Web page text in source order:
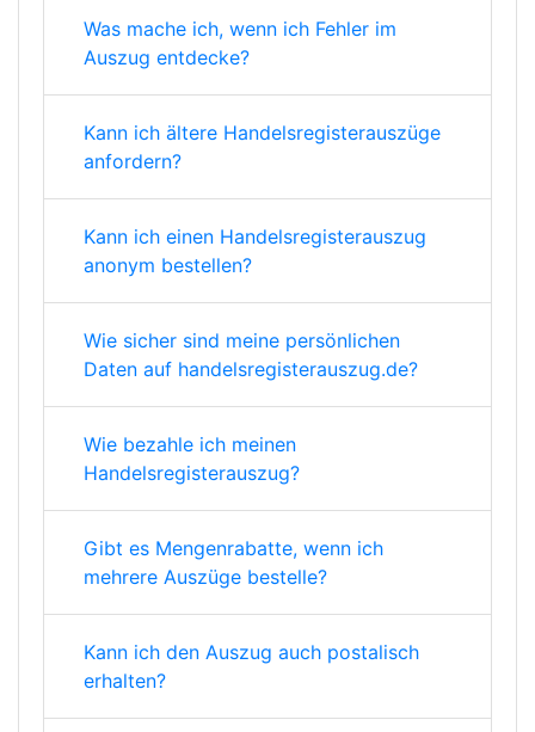
Was mache ich, wenn ich Fehler im
Auszug entdecke?
Kann ich ältere Handelsregisterauszüge
anfordern?
Kann ich einen Handelsregisterauszug
anonym bestellen?
Wie sicher sind meine persönlichen
Daten auf handelsregisterauszug.de?
Wie bezahle ich meinen
Handelsregisterauszug?
Gibt es Mengenrabatte, wenn ich
mehrere Auszüge bestelle?
Kann ich den Auszug auch postalisch
erhalten?